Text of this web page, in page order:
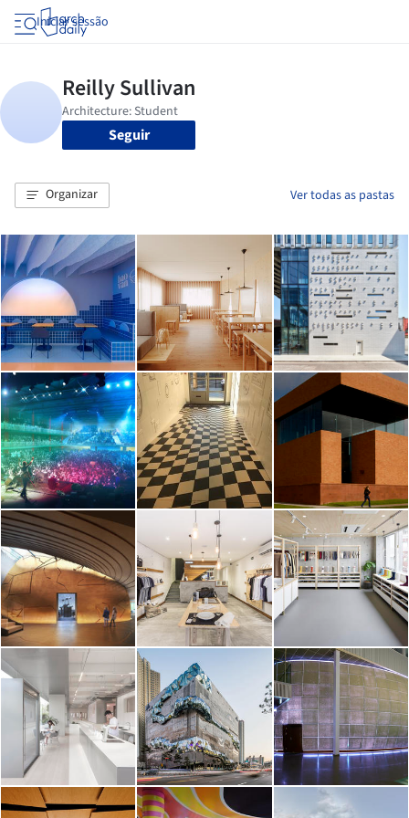
Iniciar sessão
Seguir
Organizar Ver todas as pastas